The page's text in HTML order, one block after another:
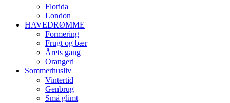
Florida
London
HAVEDRØMME
Formering
Frugt og bær
Årets gang
Orangeri
Sommerhusliv
Vintertid
Genbrug
Små glimt